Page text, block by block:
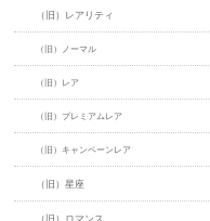
（旧）レアリティ
（旧）ノーマル
（旧）レア
（旧）プレミアムレア
（旧）キャンペーンレア
（旧）星座
（旧）ロマンス